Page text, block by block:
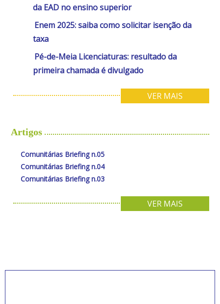
da EAD no ensino superior
Enem 2025: saiba como solicitar isenção da
taxa
Pé-de-Meia Licenciaturas: resultado da
primeira chamada é divulgado
VER MAIS
Artigos
Comunitárias Briefing n.05
Comunitárias Briefing n.04
Comunitárias Briefing n.03
VER MAIS